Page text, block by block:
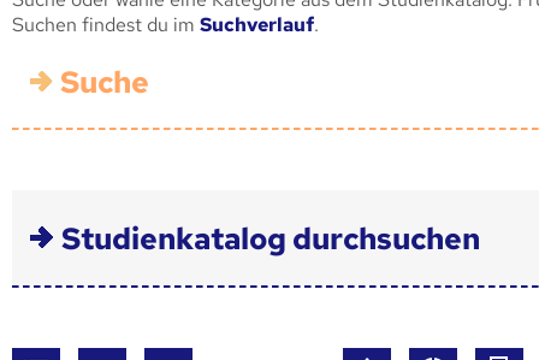
Suchen findest du im Suchverlauf.
Suche
Studienkatalog durchsuchen